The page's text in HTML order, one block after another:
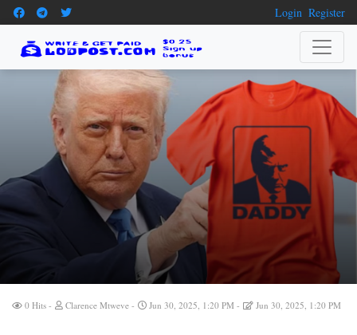
Login Register
0 Hits Clarence Mtweve Jun 30, 2025, 1:20 PM Jun 30, 2025, 1:20 PM